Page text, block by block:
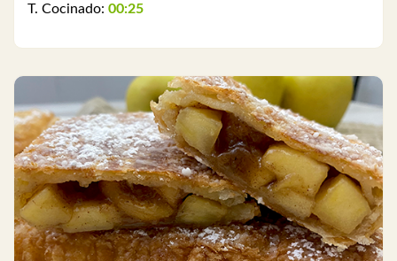
T. Cocinado: 00:25